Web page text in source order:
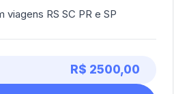
viagens RS SC PR e SP
R$ 2500,00